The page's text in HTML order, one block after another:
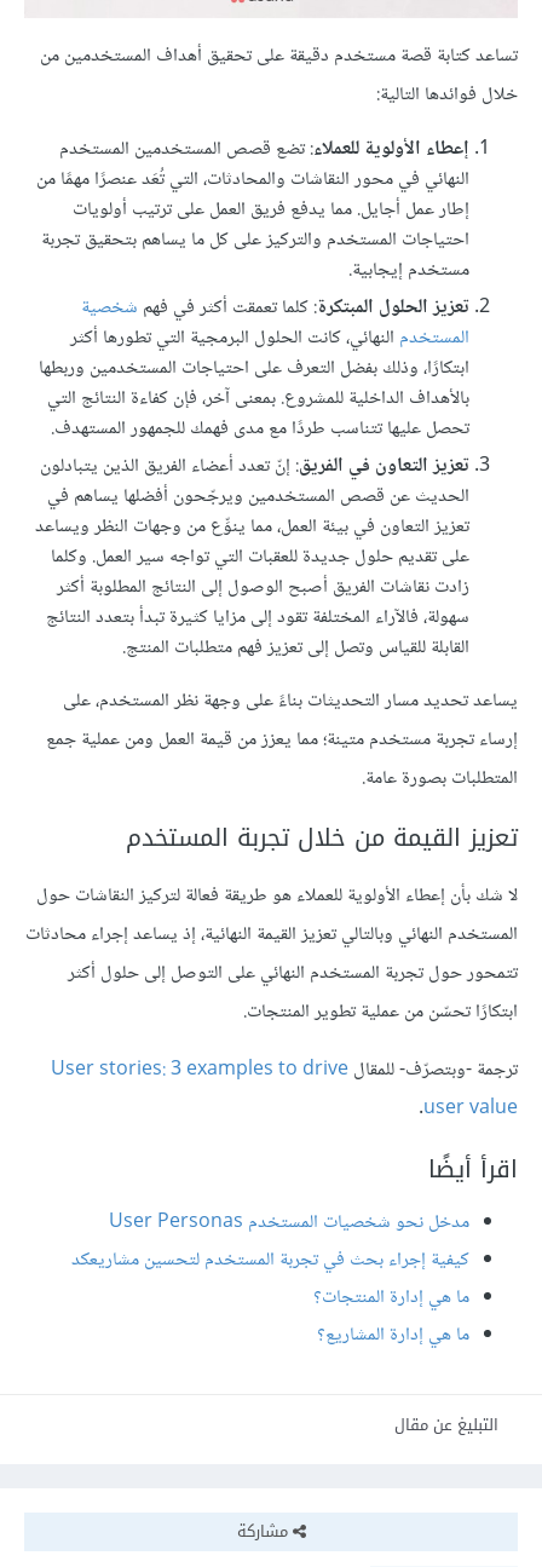
تساعد كتابة قصة مستخدم دقيقة على تحقيق أهداف المستخدمين من
خلال فوائدها التالية:
إعطاء الأولوية للعملاء: تضع قصص المستخدمين المستخدم
النهائي في محور النقاشات والمحادثات، التي تُعَد عنصرًا مهمًا من
إطار عمل أجايل. مما يدفع فريق العمل على ترتيب أولويات
احتياجات المستخدم والتركيز على كل ما يساهم بتحقيق تجربة
مستخدم إيجابية.
تعزيز الحلول المبتكرة: كلما تعمقت أكثر في فهم شخصية
المستخدم النهائي، كانت الحلول البرمجية التي تطورها أكثر
ابتكارًا، وذلك بفضل التعرف على احتياجات المستخدمين وربطها
بالأهداف الداخلية للمشروع. بمعنى آخر، فإن كفاءة النتائج التي
تحصل عليها تتناسب طردًا مع مدى فهمك للجمهور المستهدف.
تعزيز التعاون في الفريق: إنّ تعدد أعضاء الفريق الذين يتبادلون
الحديث عن قصص المستخدمين ويرجّحون أفضلها يساهم في
تعزيز التعاون في بيئة العمل، مما ينوِّع من وجهات النظر ويساعد
على تقديم حلول جديدة للعقبات التي تواجه سير العمل. وكلما
زادت نقاشات الفريق أصبح الوصول إلى النتائج المطلوبة أكثر
سهولة، فالآراء المختلفة تقود إلى مزايا كثيرة تبدأ بتعدد النتائج
القابلة للقياس وتصل إلى تعزيز فهم متطلبات المنتج.
يساعد تحديد مسار التحديثات بناءً على وجهة نظر المستخدم، على
إرساء تجربة مستخدم متينة؛ مما يعزز من قيمة العمل ومن عملية جمع
المتطلبات بصورة عامة.
تعزيز القيمة من خلال تجربة المستخدم
لا شك بأن إعطاء الأولوية للعملاء هو طريقة فعالة لتركيز النقاشات حول
المستخدم النهائي وبالتالي تعزيز القيمة النهائية، إذ يساعد إجراء محادثات
تتمحور حول تجربة المستخدم النهائي على التوصل إلى حلول أكثر
ابتكارًا تحسّن من عملية تطوير المنتجات.
ترجمة -وبتصرّف- للمقالUser stories: 3 examples to drive
user value
.
اقرأ أيضًا
مدخل نحو شخصيات المستخدم User Personas
كيفية إجراء بحث في تجربة المستخدم لتحسين مشاريعكد
ما هي إدارة المنتجات؟
ما هي إدارة المشاريع؟
التبليغ عن مقال
مشاركة